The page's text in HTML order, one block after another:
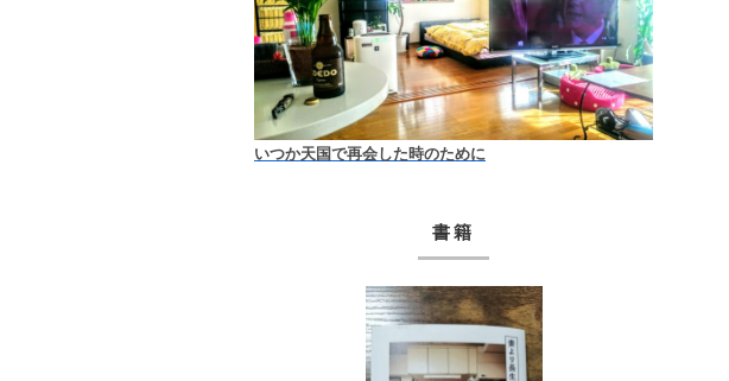
いつか天国で再会した時のために
書籍